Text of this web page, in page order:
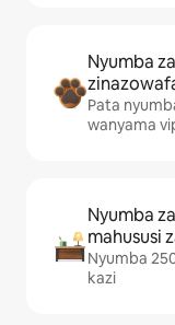
Nyumba
Pata
wanyama
Nyumba
mahususi
Nyumba
kazi